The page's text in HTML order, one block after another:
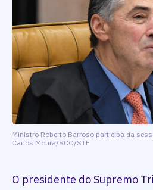
Ministro Roberto Barroso participa da
Carlos Moura/SCO/STF.
O presidente do Supremo